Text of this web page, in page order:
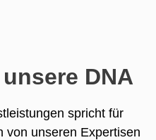
DNA
spricht für
von unseren Expertisen